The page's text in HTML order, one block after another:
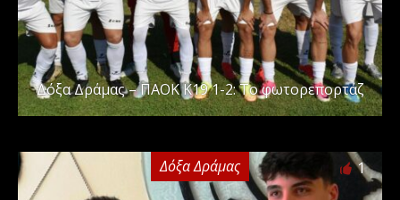
Δόξα Δράμας – ΠΑΟΚ Κ19 1-2: Το φωτορεπορτάζ
Δόξα Δράμας 1